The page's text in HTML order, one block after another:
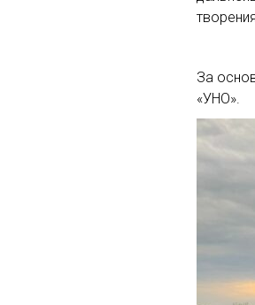
За
«УНО».